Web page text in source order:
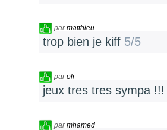
parmatthieu
trop bien je kiff 5/5
paroli
jeux tres tres sympa
parmhamed